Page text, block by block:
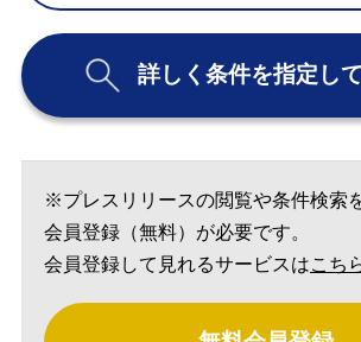
詳しく条件を指定し
※プレスリリースの閲覧や条件検索
会員登録（無料）が必要です。
会員登録して見れるサービスはこち